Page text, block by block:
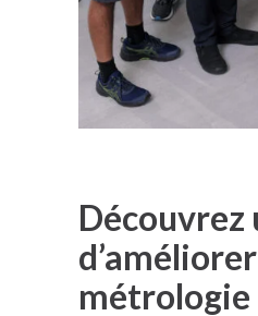
Découvrez
métrologie